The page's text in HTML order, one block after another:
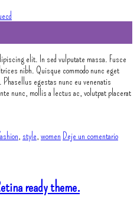
elit. In sed vulputate massa. Fusce
nibh. Quisque commodo nunc eget
egestas nunc eu venenatis
nunc, mollis a lectus ac, volutpat placerat
, style, women Deje un comentario
ready theme.